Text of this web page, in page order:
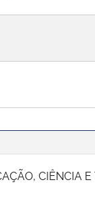
CIÊNCIA